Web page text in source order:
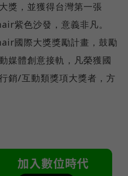
獎，並獲得台灣第一張
紫色沙發，意義非凡。
國際大獎獎勵計畫，鼓勵
媒體創意接軌，凡榮獲國
銷/互動類獎項大獎者，方